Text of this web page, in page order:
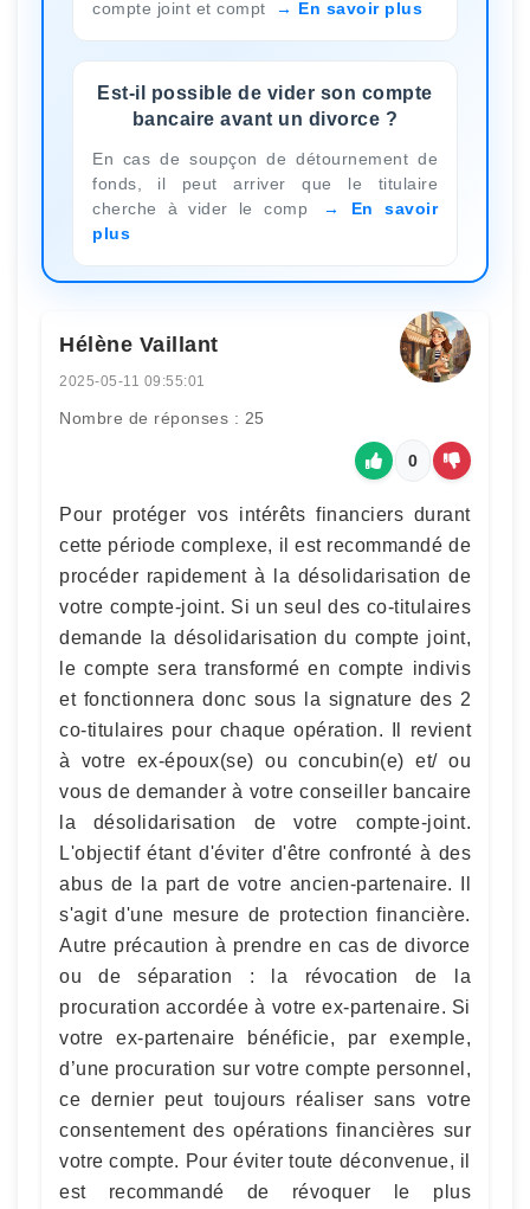
compte joint et compt En savoir plus
Est-il possible de vider son compte
bancaire avant un divorce ?
En cas de soupçon de détournement de
fonds, il peut arriver que le titulaire
cherche à vider le comp
En savoir
plus
Hélène Vaillant
2025-05-11 09:55:01
Nombre de réponses : 25
0
Pour protéger vos intérêts financiers durant
cette période complexe, il est recommandé de
procéder rapidement à la désolidarisation de
votre compte-joint. Si un seul des co-titulaires
demande la désolidarisation du compte joint,
le compte sera transformé en compte indivis
et fonctionnera donc sous la signature des 2
co-titulaires pour chaque opération. Il revient
à votre ex-époux(se) ou concubin(e) et/ ou
vous de demander à votre conseiller bancaire
la désolidarisation de votre compte-joint.
L'objectif étant d'éviter d'être confronté à des
abus de la part de votre ancien-partenaire. Il
s'agit d'une mesure de protection financière.
Autre précaution à prendre en cas de divorce
ou de séparation : la révocation de la
procuration accordée à votre ex-partenaire. Si
votre ex-partenaire bénéficie, par exemple,
d’une procuration sur votre compte personnel,
ce dernier peut toujours réaliser sans votre
consentement des opérations financières sur
votre compte. Pour éviter toute déconvenue, il
est recommandé de révoquer le plus